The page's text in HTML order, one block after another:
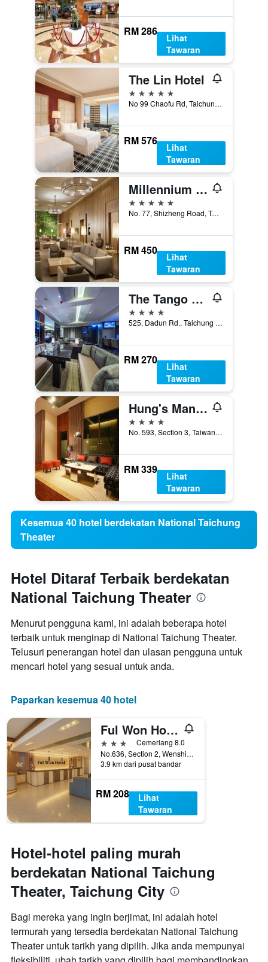
RM 286
Lihat
Tawaran
The Lin Hotel
5 bintang
No 99 Chaofu Rd, Taichung City, Taiwan
RM 576
Lihat
Tawaran
Millennium Hotel Taichung
5 bintang
No. 77, Shizheng Road, Taichung City, Taiwan
RM 450
Lihat
Tawaran
The Tango TaiChung
4 bintang
525, Dadun Rd., Taichung City, Taiwan
RM 270
Lihat
Tawaran
Hung's Mansion
4 bintang
No. 593, Section 3, Taiwan Boulevard, Taichung City, Taiwan
RM 339
Lihat
Tawaran
Kesemua 40 hotel berdekatan National Taichung
Theater
Hotel Ditaraf Terbaik berdekatan
National Taichung Theater
Menurut pengguna kami, ini adalah beberapa hotel
terbaik untuk menginap di National Taichung Theater.
Telusuri penerangan hotel dan ulasan pengguna untuk
mencari hotel yang sesuai untuk anda.
Paparkan kesemua 40 hotel
Ful Won Hotel
3 bintangCemerlang 8.0
No.636, Section 2, Wenshin Road, Taichung City, Taiwan
3.9 km dari pusat bandar
RM 208
Lihat
Tawaran
Hotel-hotel paling murah
berdekatan National Taichung
Theater, Taichung City
Bagi mereka yang ingin berjimat, ini adalah hotel
termurah yang tersedia berdekatan National Taichung
Theater untuk tarikh yang dipilih. Jika anda mempunyai